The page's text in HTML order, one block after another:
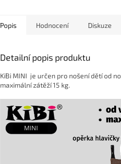
Popis Hodnocení Diskuze
Detailní popis produktu
KiBi MINI je určen pro nošení dětí od
maximální zátěží 15 kg.